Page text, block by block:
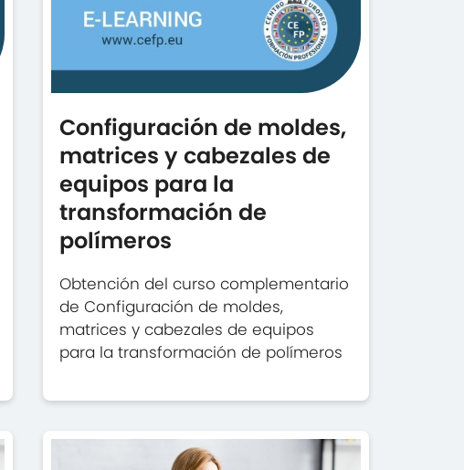
Configuración de moldes,
matrices y cabezales de
equipos para la
transformación de
polímeros
Obtención del curso complementario
de Configuración de moldes,
matrices y cabezales de equipos
para la transformación de polímeros